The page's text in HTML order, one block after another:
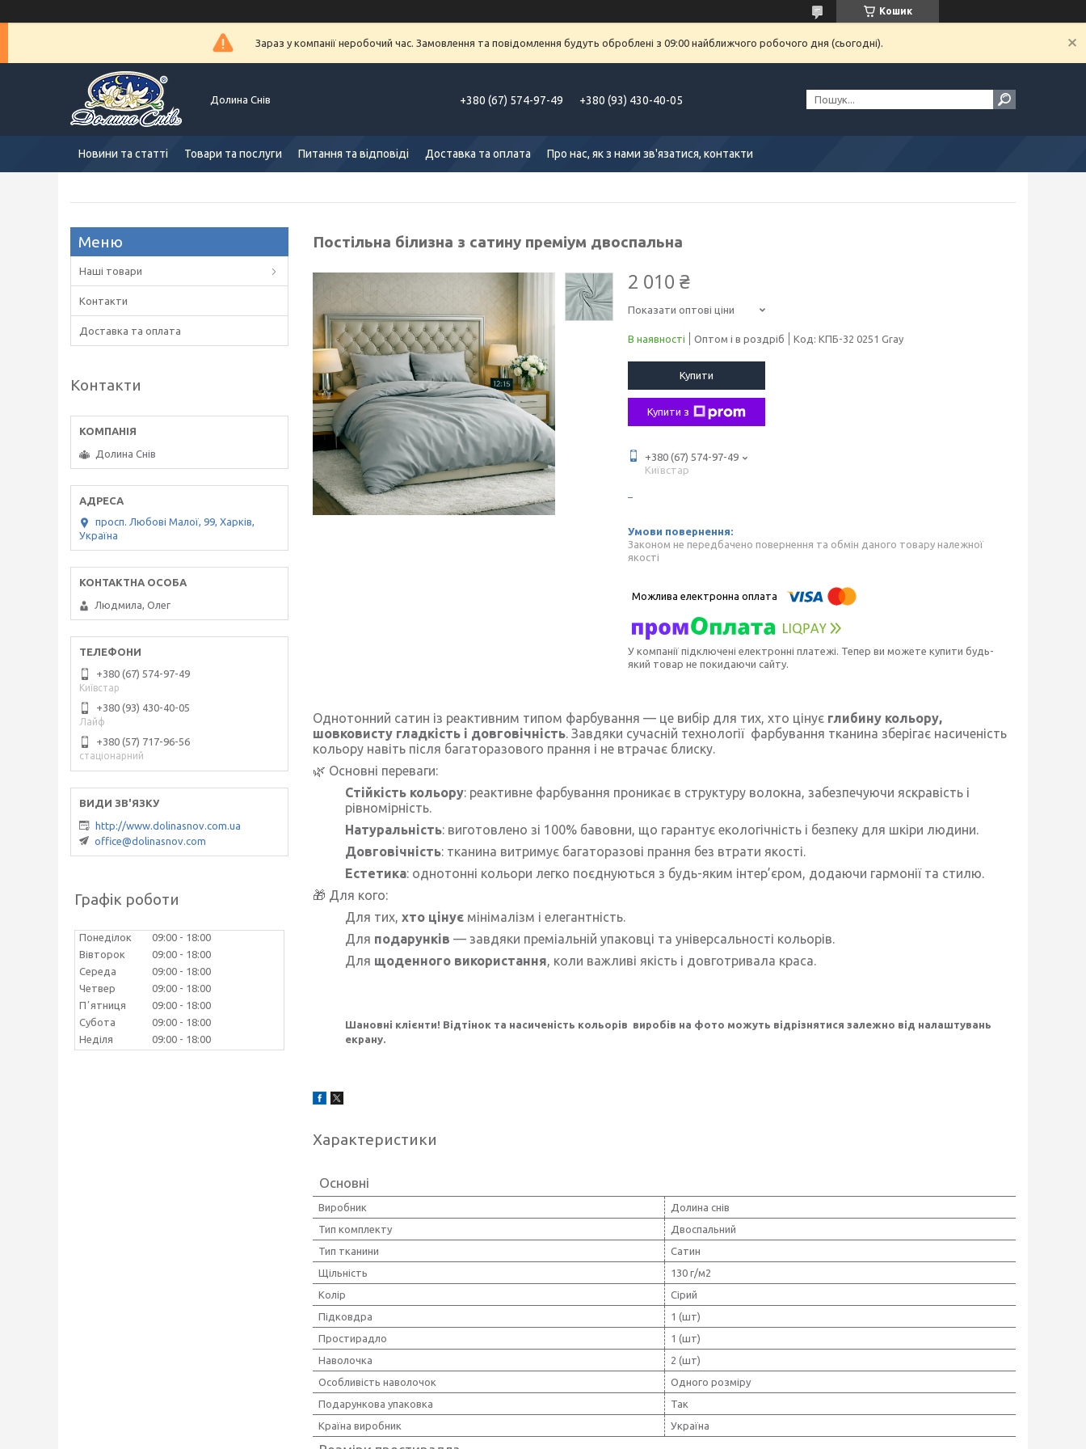
Кошик
Зараз у компанії неробочий час. Замовлення та повідомлення будуть оброблені з 09:00 найближчого робочого дня (сьогодні).
Долина Снів +380 (67) 574-97-49 +380 (93) 430-40-05
Новини та статті Товари та послуги Питання та відповіді Доставка та оплата Про нас, як з нами зв'язатися, контакти
Постільна білизна з сатину преміум двоспальна
2 010 ₴
Показати оптові ціни
В наявності Оптом і в роздріб Код: КПБ-32 0251 Gray
Купити
Купити з
+380 (67) 574-97-49
Київстар
Законом не передбачено повернення та обмін даного товару належної
якості
У компанії підключені електронні платежі. Тепер ви можете купити будь-
який товар не покидаючи сайту.
Однотонний сатин із реактивним типом фарбування — це вибір для тих, хто цінує глибину кольору,
шовковисту гладкість і довговічність. Завдяки сучасній технології фарбування тканина зберігає насиченість
кольору навіть після багаторазового прання і не втрачає блиску.
🌿 Основні переваги:
Стійкість кольору: реактивне фарбування проникає в структуру волокна, забезпечуючи яскравість і
рівномірність.
Натуральність: виготовлено зі 100% бавовни, що гарантує екологічність і безпеку для шкіри людини.
Довговічність: тканина витримує багаторазові прання без втрати якості.
Естетика: однотонні кольори легко поєднуються з будь-яким інтер’єром, додаючи гармонії та стилю.
🎁 Для кого:
Для тих, хто цінує мінімалізм і елегантність.
Для подарунків — завдяки преміальній упаковці та універсальності кольорів.
Для щоденного використання, коли важливі якість і довготривала краса.
Шановні клієнти! Відтінок та насиченість кольорів виробів на фото можуть відрізнятися залежно від налаштувань
екрану.
Характеристики
Основні
Виробник
Долина снів
Тип комплекту
Двоспальний
Тип тканини
Сатин
Щільність
130 г/м2
Колір
Сірий
Підковдра
1 (шт)
Простирадло
1 (шт)
Наволочка
2 (шт)
Особливість наволочок
Одного розміру
Подарункова упаковка
Так
Країна виробник
Україна
Наші товари
Контакти
Доставка та оплата
Контакти
Долина Снів
просп. Любові Малої, 99, Харків,
Україна
Людмила, Олег
+380 (67) 574-97-49
Київстар
+380 (93) 430-40-05
Лайф
+380 (57) 717-96-56
стаціонарний
http://www.dolinasnov.com.ua
office@dolinasnov.com
Графік роботи
Понеділок 09:00
18:00
Вівторок
09:00
18:00
Середа
09:00
18:00
Четвер
09:00
18:00
Пʼятниця
09:00
18:00
Субота
09:00
18:00
Неділя
09:00 18:00